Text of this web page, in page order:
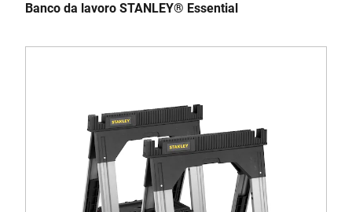
Banco da lavoro STANLEY® Essential